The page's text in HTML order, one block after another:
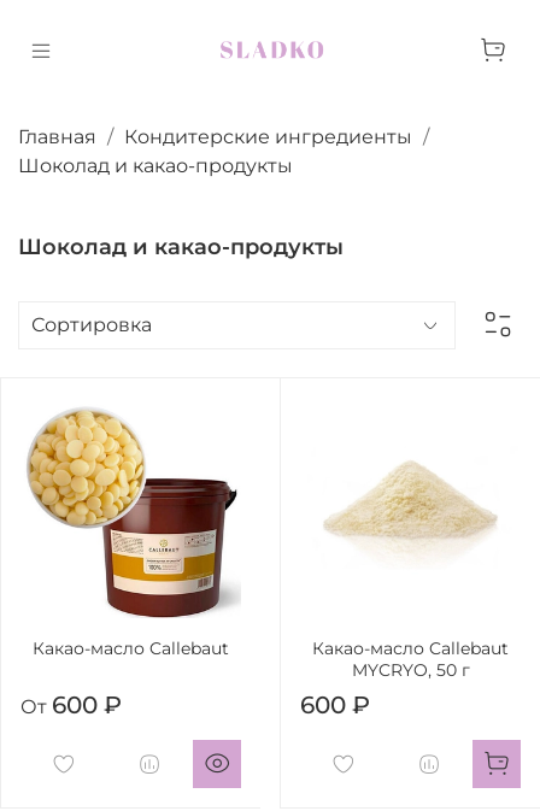
Главная
Кондитерские ингредиенты
Шоколад и какао-продукты
Шоколад и какао-продукты
Какао-масло Callebaut
От 600 ₽
Какао-масло Callebaut
MYCRYO, 50 г
600 ₽